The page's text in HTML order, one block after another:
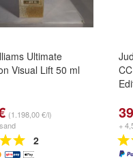
Ultimate
Visual Lift 50 ml
(1.198,00 €/l)
2
+